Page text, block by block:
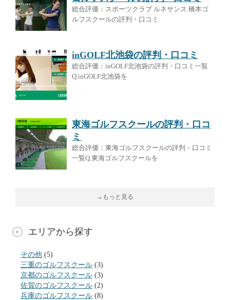
総合評価：スポーツクラブ ルネサンス 橋本ゴ
ルフスクールの評判・口コミ
inGOLF北池袋の評判・口コミ
総合評価：inGOLF北池袋の評判・口コミ一覧
Q.inGOLF北池袋を
東海ゴルフスクールの評判・口コ
ミ
総合評価：東海ゴルフスクールの評判・口コミ
一覧Q.東海ゴルフスクールを
→もっと見る
エリアから探す
その他 (5)
三重のゴルフスクール (3)
京都のゴルフスクール (3)
佐賀のゴルフスクール (2)
兵庫のゴルフスクール (8)